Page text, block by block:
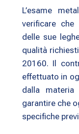
L’esame
verificare
delle sue
qualità
20160. Il
effettuato in
dalla
garantire che
specifiche